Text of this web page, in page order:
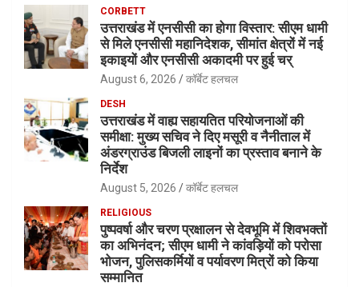
CORBETT
उत्तराखंड में एनसीसी का होगा विस्तार: सीएम धामी
से मिले एनसीसी महानिदेशक, सीमांत क्षेत्रों में नई
इकाइयों और एनसीसी अकादमी पर हुई चर्
August 6, 2026 कॉर्बेट हलचल
DESH
उत्तराखंड में वाह्य सहायतित परियोजनाओं की
समीक्षा: मुख्य सचिव ने दिए मसूरी व नैनीताल में
अंडरग्राउंड बिजली लाइनों का प्रस्ताव बनाने के
निर्देश
August 5, 2026 कॉर्बेट हलचल
RELIGIOUS
पुष्पवर्षा और चरण प्रक्षालन से देवभूमि में शिवभक्तों
का अभिनंदन; सीएम धामी ने कांवड़ियों को परोसा
भोजन, पुलिसकर्मियों व पर्यावरण मित्रों को किया
सम्मानित